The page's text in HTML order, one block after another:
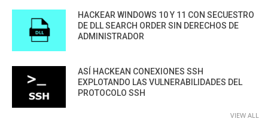
HACKEAR WINDOWS 10 Y 11 CON SECUESTRO
DE DLL SEARCH ORDER SIN DERECHOS DE
ADMINISTRADOR
ASÍ HACKEAN CONEXIONES SSH
EXPLOTANDO LAS VULNERABILIDADES DEL
PROTOCOLO SSH
VIEW ALL